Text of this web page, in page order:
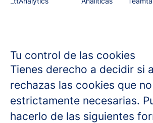
Tu control de las cookies
Tienes derecho a decidir si
rechazas las cookies que
estrictamente necesarias.
hacerlo de las siguientes